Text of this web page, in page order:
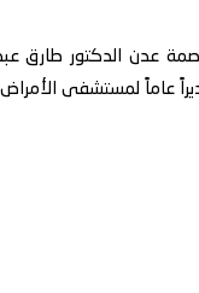
عدن الدكتور طارق
عاماً لمستشفى الأمراض